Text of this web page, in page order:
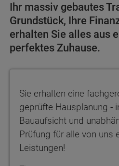
Ihr massiv gebautes
Grundstück, Ihre
erhalten Sie alles aus
perfektes Zuhause.
Sie erhalten eine
geprüfte Hausplanung -
Bauaufsicht und
Prüfung für alle von uns
Leistungen!